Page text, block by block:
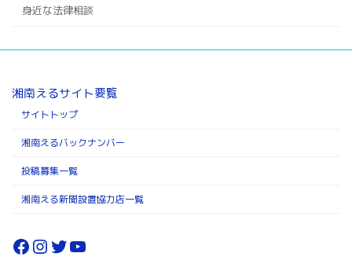
身近な法律相談
湘南えるサイト要覧
サイトトップ
湘南えるバックナンバー
投稿募集一覧
湘南える新聞設置協力店一覧
Facebook
Instagram
Twitter
YouTube